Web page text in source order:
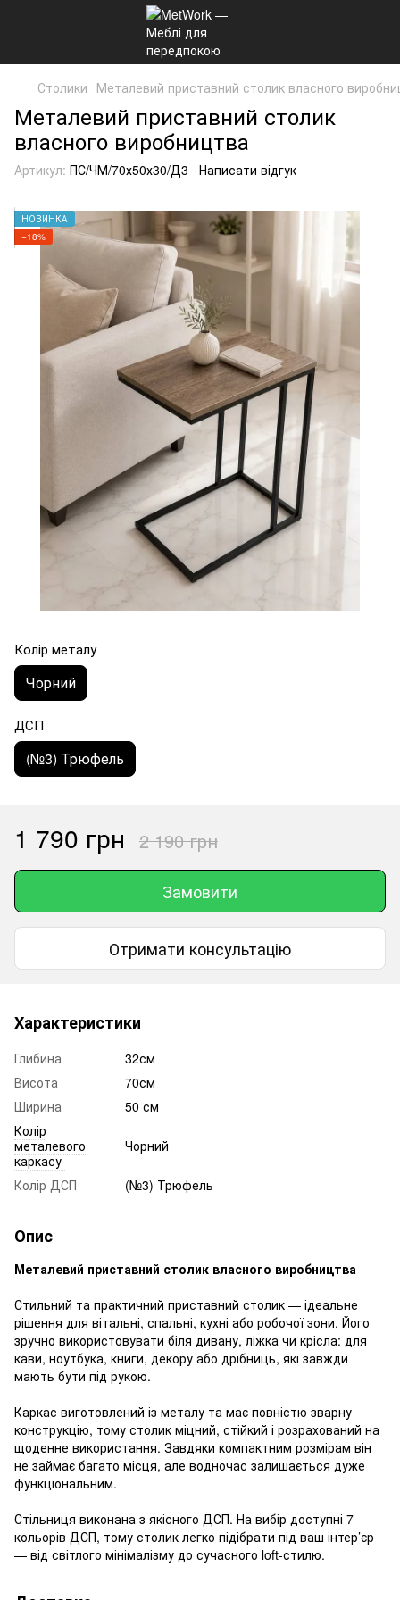
Столики Металевий приставний столик власного
Металевий приставний столик
власного виробництва
Артикул: ПС/ЧМ/70х50х30/Д3 Написати відгук
НОВИНКА
−18%
Колір металу
Чорний
ДСП
(№3) Трюфель
1 790 грн 2 190 грн
Замовити
Отримати консультацію
Характеристики
Глибина
32см
Висота
70см
Ширина
50 см
Колір
металевого
каркасу
Чорний
Колір ДСП (№3) Трюфель
Опис
Металевий приставний столик власного виробництва
Стильний та практичний приставний столик — ідеальне
рішення для вітальні, спальні, кухні або робочої зони. Його
зручно використовувати біля дивану, ліжка чи крісла: для
кави, ноутбука, книги, декору або дрібниць, які завжди
мають бути під рукою.
Каркас виготовлений із металу та має повністю зварну
конструкцію, тому столик міцний, стійкий і розрахований на
щоденне використання. Завдяки компактним розмірам він
не займає багато місця, але водночас залишається дуже
функціональним.
Стільниця виконана з якісного ДСП. На вибір доступні 7
кольорів ДСП, тому столик легко підібрати під ваш інтер’єр
— від світлого мінімалізму до сучасного loft-стилю.